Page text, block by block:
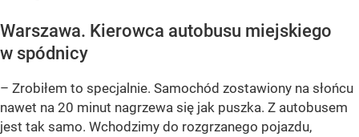
Warszawa. Kierowca autobusu miejskiego
w spódnicy
– Zrobiłem to specjalnie. Samochód zostawiony na słońcu
nawet na 20 minut nagrzewa się jak puszka. Z autobusem
jest tak samo. Wchodzimy do rozgrzanego pojazdu,